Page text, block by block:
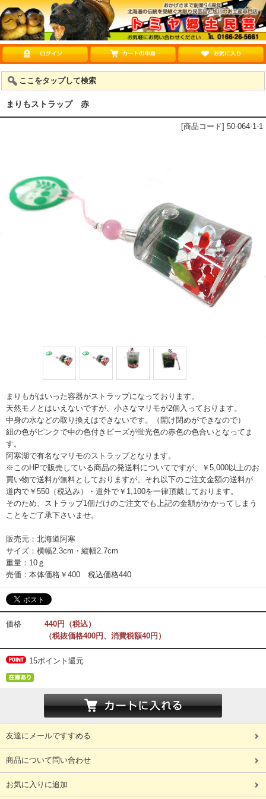
ここをタップして検索
まりもストラップ 赤
[商品コード] 50-064-1-1
まりもがはいった容器がストラップになっております。
天然モノとはいえないですが、小さなマリモが2個入っております。
中身の水などの取り換えはできないです。（開け閉めができなので）
紐の色がピンクで中の色付きビーズが蛍光色の赤色の色合いとなってま
す。
阿寒湖で有名なマリモのストラップとなります。
※このHPで販売している商品の発送料についてですが、￥5,000以上のお
買い物で送料が無料としておりますが、それ以下のご注文金額の送料が
道内で￥550（税込み）・道外で￥1,100を一律頂戴しております。
そのため、ストラップ1個だけのご注文でも上記の金額がかかってしまう
ことをご了承下さいませ。
販売元：北海道阿寒
サイズ：横幅2.3cm・縦幅2.7cm
重量：10ｇ
売価：本体価格￥400 税込価格440
価格
440円（税込）
（税抜価格400円、消費税額40円）
15ポイント還元
友達にメールですすめる
商品について問い合わせ
お気に入りに追加